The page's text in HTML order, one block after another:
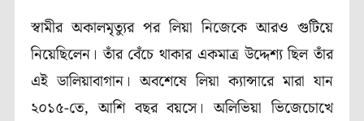
স্বামীর অকালমৃত্যুর পর লিয়া নিজেকে আরও গুটিয়ে
নিয়েছিলেন। তাঁর বেঁচে থাকার একমাত্র উদ্দেশ্য ছিল তাঁর
এই ডালিয়াবাগান। অবশেষে লিয়া ক্যান্সারে মারা যান
২০১৫-তে, আশি বছর বয়সে। অলিভিয়া ভিজেচোখে